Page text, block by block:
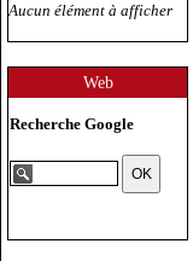
Aucun élément à afficher
Web
Recherche Google